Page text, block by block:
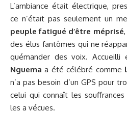
L’ambiance était électrique,
ce n’était pas seulement un
peuple fatigué d’être méprisé
des élus fantômes qui ne
quémander des voix. Accueilli
Nguema a été célébré comme
n’a pas besoin d’un GPS pour
celui qui connaît les
les a vécues.